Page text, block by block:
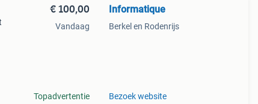
€ 100,00
Vandaag
Topadvertentie
Informatique
Berkel en Rodenrijs
Bezoek website